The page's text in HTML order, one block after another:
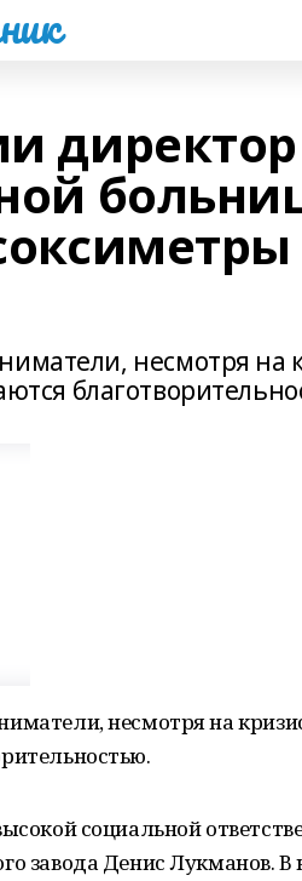
несмотря на
несмотря на
социальной
завода Денис Лукманов. В